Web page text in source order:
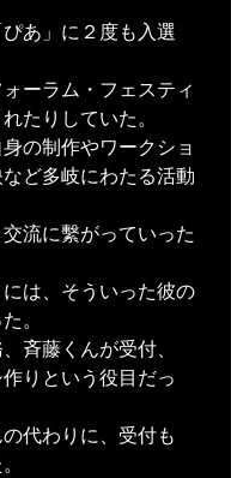
あ」に２度も入選
ォーラム・フェスティ
たりしていた。
の制作やワークショ
ど多岐にわたる活動
流に繫がっていった
は、そういった彼の
。
斉藤くんが受付、
作りという役目だっ
代わりに、受付も